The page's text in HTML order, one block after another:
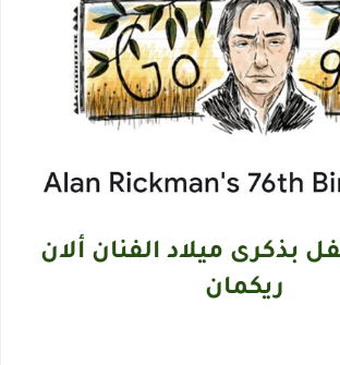
بذكرى ميلاد الفنان ألان
ريكمان